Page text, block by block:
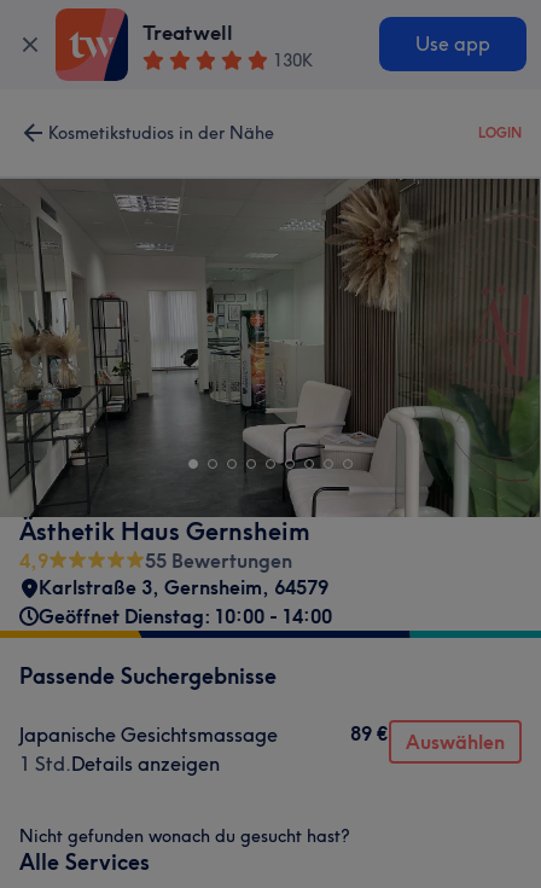
Treatwell
130K
Use app
Kosmetikstudios in der Nähe LOGIN
Ästhetik Haus Gernsheim
4,9
55 Bewertungen
Karlstraße 3, Gernsheim, 64579
Geöffnet Dienstag: 10:00 - 14:00
Passende Suchergebnisse
Japanische Gesichtsmassage
1 Std.Details anzeigen
89 € Auswählen
Nicht gefunden wonach du gesucht hast?
Alle Services